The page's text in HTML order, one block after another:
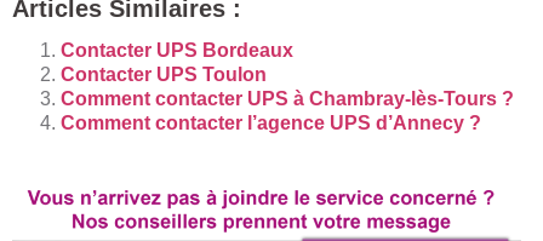
Articles Similaires :
Contacter UPS Bordeaux
Contacter UPS Toulon
Comment contacter UPS à Chambray-lès-Tours ?
Comment contacter l’agence UPS d’Annecy ?